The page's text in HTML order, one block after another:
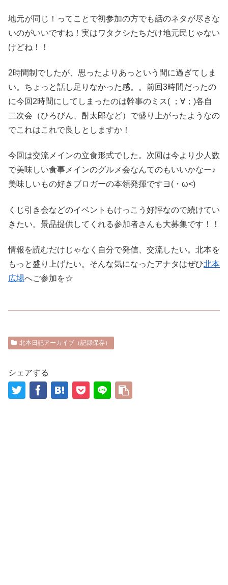
地元が同じ！ってことで初参加の方でも話のネタが尽きな
いのがいいですね！実はワタクシたちだけ地元民じゃない
けどね！！
2時間制でしたが、思ったよりあっという間に過ぎてしま
い。ちょっと話し足りなかった感。。前回3時間だったの
に今回2時間にしてしまったのは幹事のミス( ；∀；)各自
二次会（ひろびん、酎太郎など）で盛り上がったようなの
でこれはこれで良しとしますか！
今回は交流メインの立食形式でした。次回は今より少人数
で美味しい食事メインのグルメ会なんてのもいいかなー♪
美味しいもの好きブロガーの本領発揮ですヨ(・ω<)
くじ引き会などのイベントもけっこう好評なので続けてい
きたい。景品提供してくれる参加者さんも大募集です！！
情報を読むだけじゃなく自分で発信、交流したい。北本を
もっと盛り上げたい。そんな気になったアナタはぜひ北本
広場へご参加を☆
北本日記アーカイブ（記録保存）
シェアする